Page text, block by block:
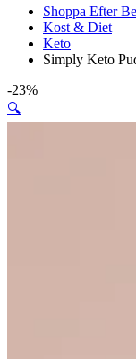
Shoppa Efter
Kost & Diet
Keto
Simply Keto
-23%
🔍